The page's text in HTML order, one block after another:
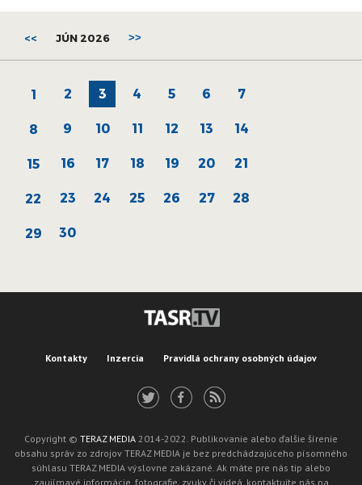
<< JÚN 2026 >>
1 2 3 4 5 6 7
8 9 10 11 12 13 14
15 16 17 18 19 20 21
22 23 24 25 26 27 28
29 30
Kontakty Inzercia Pravidlá ochrany osobných údajov
Copyright © TERAZ MEDIA 2014-2022. Publikovanie alebo ďalšie šírenie
obsahu správ zo zdrojov TERAZ MEDIA je bez predchádzajúceho písomného
súhlasu TERAZ MEDIA výslovne zakázané. Ak máte pre nás tip alebo
zaujímavé informácie, fotografie, zvuky či videá, kontaktujte nás na